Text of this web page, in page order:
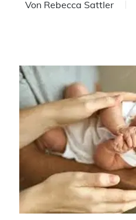
Von Rebecca Sattler